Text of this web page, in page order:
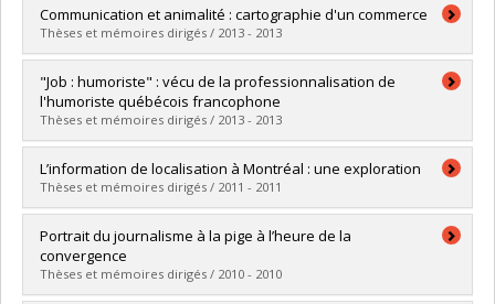
Graduate :Charles, Clara
Cycle : Master's
Grade :M. Sc.
Lien vers le document dans Papyrus
Communication et animalité : cartographie d'un commerce
Thèses et mémoires dirigés / 2013 - 2013
Graduate :Jaclin, David
Cycle :Doctoral
Grade :Ph. D.
Lien vers le document dans Papyrus
"Job : humoriste" : vécu de la professionnalisation de
l'humoriste québécois francophone
Thèses et mémoires dirigés / 2013 - 2013
Graduate :Bottin, Isha
Cycle : Master's
Grade :M. Sc.
Lien vers le document dans Papyrus
L’information de localisation à Montréal : une exploration
Thèses et mémoires dirigés / 2011 - 2011
Graduate :Laurin, Alexandre
Cycle :Master's
Grade :M. Sc.
Lien vers le document dans Papyrus
Portrait du journalisme à la pige à l’heure de la
convergence
Thèses et mémoires dirigés / 2010 - 2010